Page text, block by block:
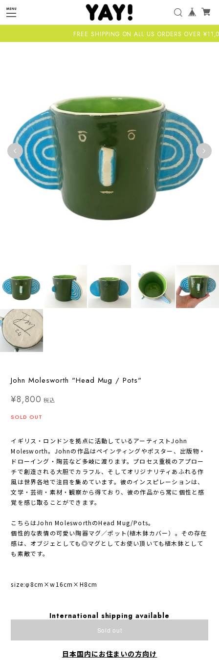
FREE SHIPPING ON ALL US ORDERS OVER
John Molesworth "Head Mug / Pots"
¥8,800 税込
SOLD OUT
イギリス・ロンドンを拠点に活動しているアーティストJohn
Molesworth。Johnの作品はペインティングやポスター、出版物・
ドローイング・陶芸など多岐に渡ります。プロセス重視のアプロー
チで創造される大胆でカラフル、そしてオリジナリティあふれる作
風は世界各地で注目を集めています。彼のインスピレーションは、
文学・芸術・素材・観察から得ており、彼の作品から常に個性と感
覚を感じ取ることができます。
こちらはJohn MolesworthのHead Mug/Pots。
個性的な表情の可愛い陶器マグ／ポット(植木鉢カバー）。その存在
感は、オブジェとしても◎マグとしてお使い頂いても植木鉢として
も素敵です。
size:φ8cm×w16cm×H8cm
International shipping available
Sold out
日本国内にお住まいの方向け